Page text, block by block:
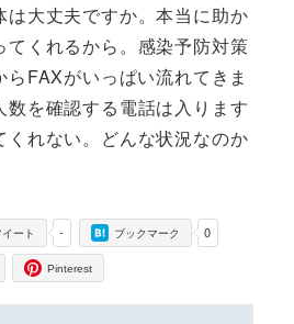
は大丈夫ですか。本当に助か
てくれるから。感染予防対策
FAXがいっぱい流れてきま
数を確認する電話は入ります
くれない。どんな状況なのか
-
イート 0
ブックマーク
Pinterest